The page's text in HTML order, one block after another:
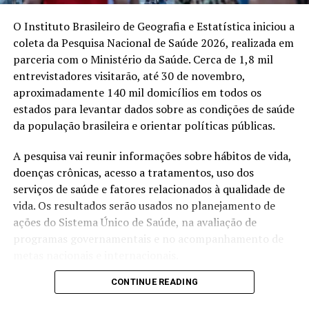
serviços contratados para ampliar a capacidade da rede
pública.
Compartilhe isso:
X Facebook WhatsApp
LinkedIn Telegram
O Instituto Brasileiro de Geografia e Estatística iniciou a
coleta da Pesquisa Nacional de Saúde 2026, realizada em
parceria com o Ministério da Saúde. Cerca de 1,8 mil
entrevistadores visitarão, até 30 de novembro,
aproximadamente 140 mil domicílios em todos os
estados para levantar dados sobre as condições de saúde
da população brasileira e orientar políticas públicas.
A pesquisa vai reunir informações sobre hábitos de vida,
doenças crônicas, acesso a tratamentos, uso dos
serviços de saúde e fatores relacionados à qualidade de
vida. Os resultados serão usados no planejamento de
ações do Sistema Único de Saúde, na avaliação de
programas governamentais e no acompanhamento de
Além das entrevistas, moradores selecionados poderão
CONTINUE READING